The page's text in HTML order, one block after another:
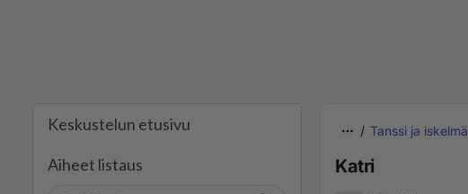
Keskustelun etusivu
Aiheet listaus
Tanssi ja iskelmä
Katri